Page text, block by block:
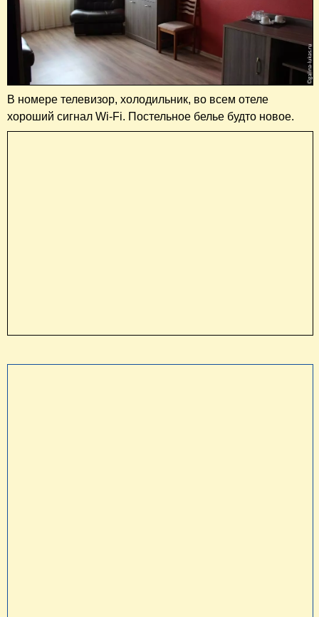
В номере телевизор, холодильник, во всем отеле
хороший сигнал Wi-Fi. Постельное белье будто новое.